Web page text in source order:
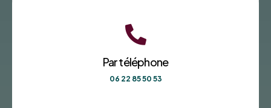

Par téléphone
06 22 85 50 53